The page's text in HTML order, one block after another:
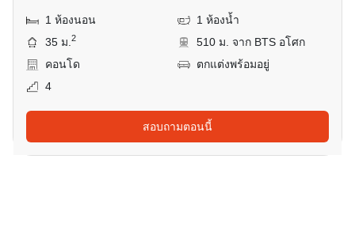
1 ห้องนอน
1 ห้องน้ำ
35 ม.2
510 ม. จาก BTS อโศก
คอนโด
ตกแต่งพร้อมอยู่
4
สอบถามตอนนี้